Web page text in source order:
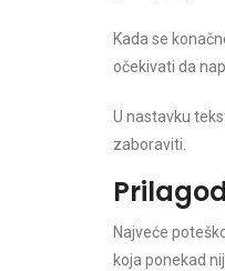
Kada se
očekivati da
U nastavku
zaboraviti.
Najveće
koja ponekad